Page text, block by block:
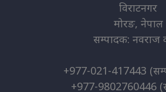
विराटनगर
मोरङ, नेपाल
सम्पादक: नवराज
+977-021-417443
+977-9802760446